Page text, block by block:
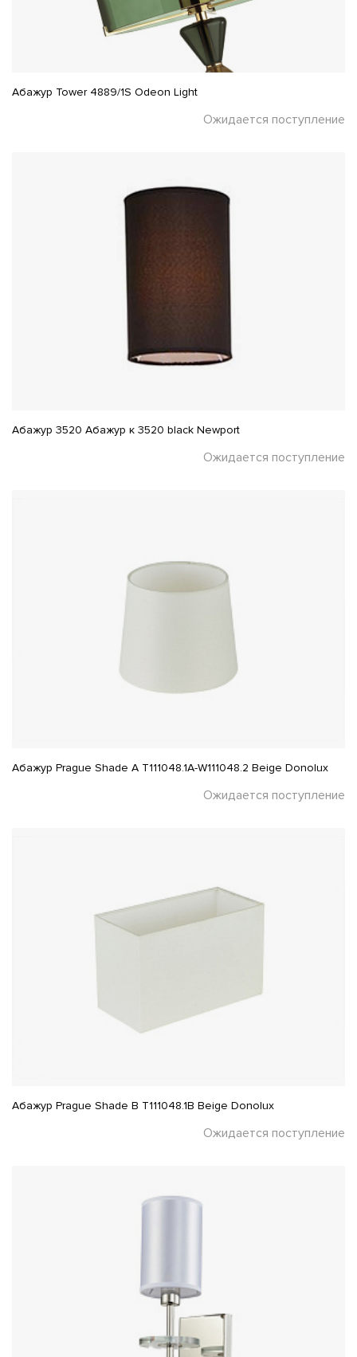
Абажур Tower 4889/1S Odeon Light
Ожидается поступление
Абажур 3520 Абажур к 3520 black Newport
Ожидается поступление
Абажур Prague Shade A T111048.1A-W111048.2 Beige Donolux
Ожидается поступление
Абажур Prague Shade B T111048.1B Beige Donolux
Ожидается поступление